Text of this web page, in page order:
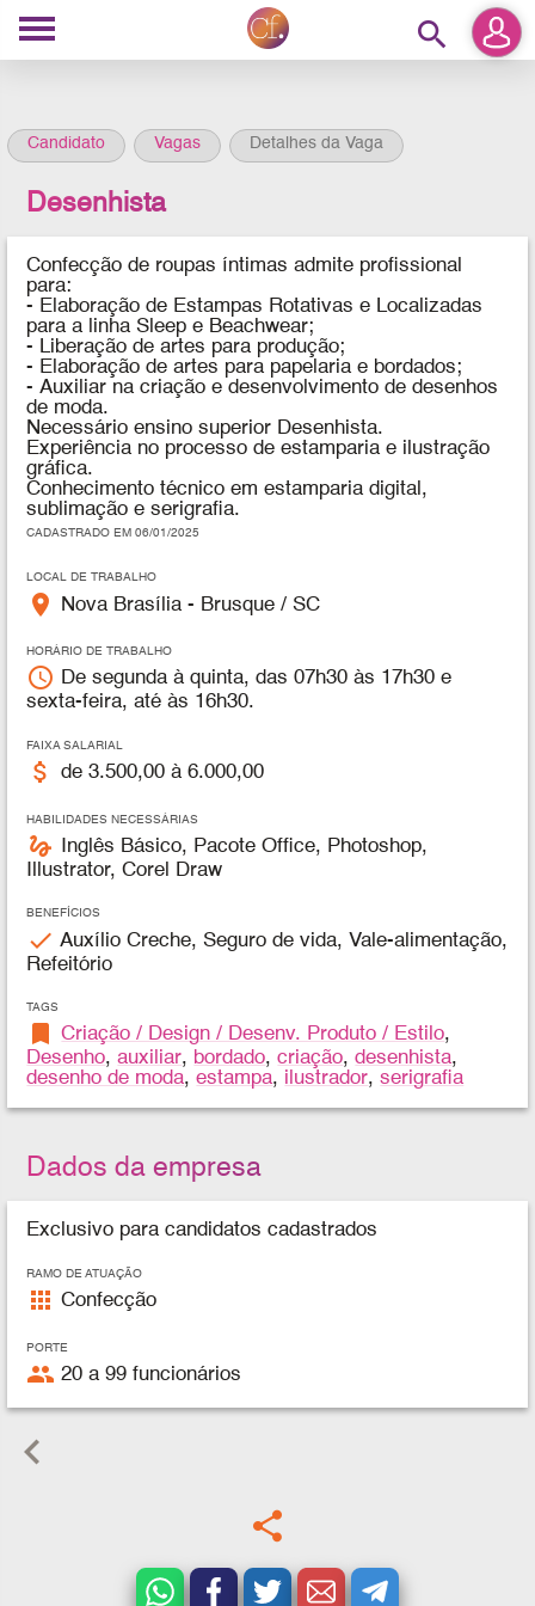
search
Candidato Vagas Detalhes da Vaga
Desenhista
Confecção de roupas íntimas admite profissional
para:
- Elaboração de Estampas Rotativas e Localizadas
para a linha Sleep e Beachwear;
- Liberação de artes para produção;
- Elaboração de artes para papelaria e bordados;
- Auxiliar na criação e desenvolvimento de desenhos
de moda.
Necessário ensino superior Desenhista.
Experiência no processo de estamparia e ilustração
gráfica.
Conhecimento técnico em estamparia digital,
sublimação e serigrafia.
CADASTRADO EM 06/01/2025
LOCAL DE TRABALHO
place Nova Brasília - Brusque / SC
HORÁRIO DE TRABALHO
access_time De segunda à quinta, das 07h30 às 17h30 e
sexta-feira, até às 16h30.
FAIXA SALARIAL
attach_money de 3.500,00 à 6.000,00
HABILIDADES NECESSÁRIAS
gesture
Inglês Básico, Pacote Office, Photoshop,
Illustrator, Corel Draw
BENEFÍCIOS
check Auxílio Creche, Seguro de vida, Vale-alimentação,
Refeitório
TAGS
bookmark Criação / Design / Desenv. Produto / Estilo,
Desenho,auxiliar, bordado,criação,desenhista,
desenho de moda,estampa, ilustrador,serigrafia
Dados da empresa
Exclusivo para candidatos cadastrados
RAMO DE ATUAÇÃO
apps Confecção
PORTE
people 20 a 99 funcionários
keyboard_arrow_left
share